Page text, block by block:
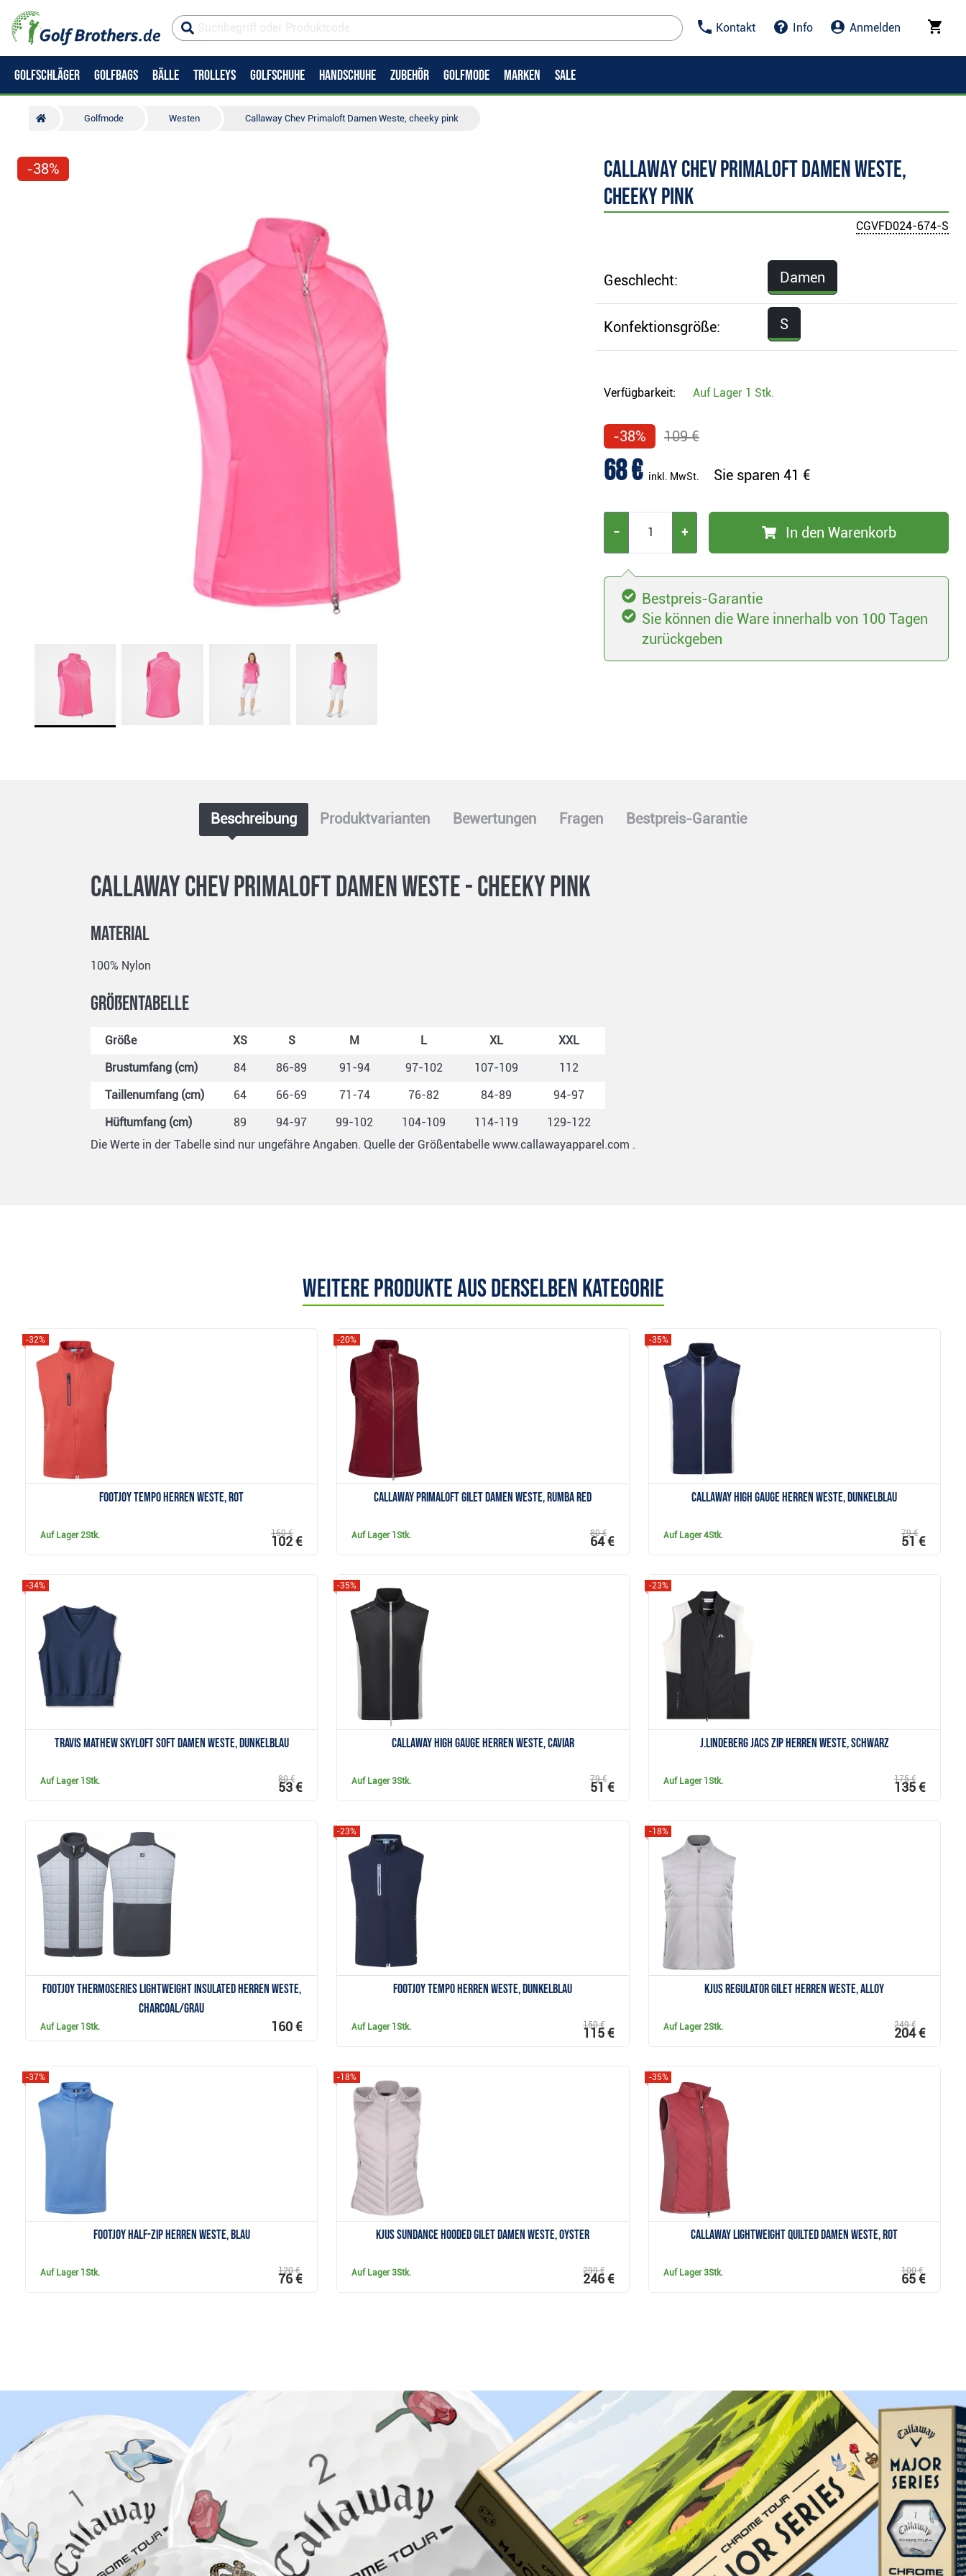
Kontakt Info Anmelden
GOLFSCHLÄGER GOLFBAGS BÄLLE TROLLEYS GOLFSCHUHE HANDSCHUHE ZUBEHÖR GOLFMODE MARKEN SALE
Golfmode Westen Callaway Chev Primaloft Damen Weste, cheeky pink
-38%
Callaway Chev Primaloft Damen Weste,
cheeky pink
CGVFD024-674-S
Geschlecht: Damen
Konfektionsgröße: S
Verfügbarkeit: Auf Lager 1 Stk.
-38% 109 €
68 € inkl. MwSt. Sie sparen 41 €
− + In den Warenkorb
Bestpreis-Garantie
Sie können die Ware innerhalb von 100 Tagen
zurückgeben
Beschreibung Produktvarianten Bewertungen Fragen Bestpreis-Garantie
Callaway Chev Primaloft Damen Weste - cheeky pink
Material
100% Nylon
Größentabelle
Größe XS S M L XL
XXL
Brustumfang (cm)
84 86-89 91-94 97-102 107-109
112
Taillenumfang (cm)
64 66-69 71-74 76-82 84-89
94-97
Hüftumfang (cm)
89 94-97 99-102 104-109 114-119
129-122
Die Werte in der Tabelle sind nur ungefähre Angaben. Quelle der Größentabelle www.callawayapparel.com .
Weitere Produkte aus derselben Kategorie
FootJoy Tempo Herren Weste, rot
-32%
Auf Lager2Stk. 150 €
102 €
Callaway Primaloft Gilet Damen Weste, rumba red
-20%
Auf Lager 1Stk. 80 €
64 €
Callaway High Gauge Herren Weste, dunkelblau
-35%
Auf Lager4Stk. 79 €
51 €
Travis Mathew Skyloft Soft Damen Weste, dunkelblau
-34%
Auf Lager 1Stk. 80 €
53 €
Callaway High Gauge Herren Weste, caviar
-35%
Auf Lager3Stk. 79 €
51 €
J.Lindeberg Jacs Zip Herren Weste, schwarz
-23%
Auf Lager 1Stk. 175 €
135 €
FootJoy ThermoSeries Lightweight Insulated Herren Weste,
Charcoal/Grau
Auf Lager 1Stk. 160 €
Anzeigen
FootJoy Tempo Herren Weste, dunkelblau
-23%
Auf Lager 1Stk. 150 €
115 €
KJUS Regulator Gilet Herren Weste, alloy
-18%
Auf Lager2Stk. 249 €
204 €
FootJoy Half-Zip Herren Weste, blau
-37%
Auf Lager 1Stk. 120 €
76 €
KJUS Sundance Hooded Gilet Damen Weste, oyster
-18%
Auf Lager3Stk. 299 €
246 €
Callaway Lightweight Quilted Damen Weste, rot
-35%
Auf Lager3Stk. 100 €
65 €